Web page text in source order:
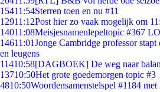
15411:54Sterren toen en nu #11
12911:12Post hier zo vaak mogelijk om
14011:08Meisjesnamenlepeltopic #367
14611:01Jonge Cambridge professor
en leugens
11410:58[DAGBOEK] De weg naar
13710:50Het grote goedemorgen topic #3
4810:50Woordensamenstelspel #1184